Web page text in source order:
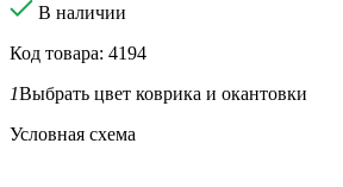
В наличии
Код товара: 4194
1Выбрать цвет коврика и окантовки
Условная схема